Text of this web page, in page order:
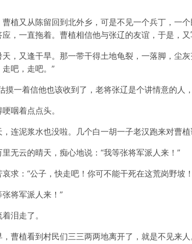
植又从陈留回到北外乡，可是不见一个兵丁，一
应，一直拖着。曹植相信他与张辽的友谊，于是，又
天，又逢干旱。那一带干得土地龟裂，一落脚，尘
吧，走吧。”
摸一着信他也该收到了，老将张辽是个讲情意的人
咽着点点头。
，连泥浆水也没啦。几个白一胡一子老汉跑来对曹
无云的晴天，痴心地说：“我等张将军派人来！”
求：“公子，快走吧！你可不能干死在这荒岗野坡
将军派人来！”
泪走了。
曹植看到村民们三三两两地离开了，就是不见来